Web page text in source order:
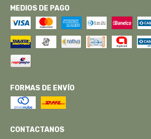
MEDIOS DE PAGO
FORMAS DE ENVÍO
CONTACTANOS